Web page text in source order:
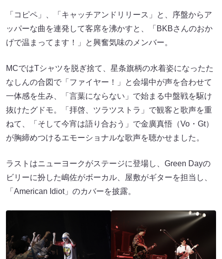
「コピペ」、「キャッチアンドリリース」と、序盤からア
ッパーな曲を連発して客席を沸かすと、「BKBさんのおか
げで温まってます！」と興奮気味のメンバー。
MCではTシャツを脱ぎ捨て、星条旗柄の水着姿になったた
なしんの合図で「ファイヤー！」と会場中が声を合わせて
一体感を生み、「言葉にならない」で始まる中盤戦を駆け
抜けたグドモ。「拝啓、ツラツストラ」で観客と歌声を重
ねて、「そして今宵は語り合おう」で金廣真悟（Vo・Gt）
が胸締めつけるエモーショナルな歌声を聴かせました。
ラストはニューヨークがステージに登場し、Green Dayの
ビリーに扮した嶋佐がボーカル、屋敷がギターを担当し、
「American Idiot」のカバーを披露。